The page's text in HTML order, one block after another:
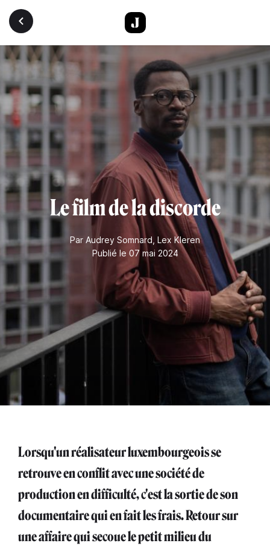
Aller au contenu principal
Le film de la discorde
Par Audrey Somnard Lex Kleren
Publié le 07 mai 2024
Lorsqu'un réalisateur luxembourgeois se
retrouve en conflit avec une société de
production en difficulté, c'est la sortie de son
documentaire qui en fait les frais. Retour sur
une affaire qui secoue le petit milieu du